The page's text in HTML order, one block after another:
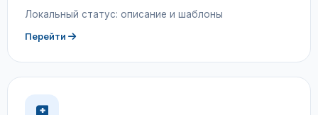
Локальный статус: описание и шаблоны
Перейти